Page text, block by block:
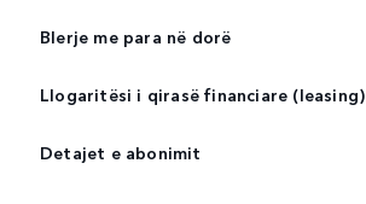
Blerje me para në dorë
Llogaritësi i qirasë financiare (leasing)
Detajet e abonimit